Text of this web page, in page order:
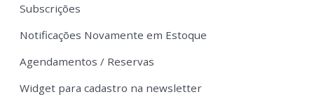
Subscrições
Notificações Novamente em Estoque
Agendamentos / Reservas
Widget para cadastro na newsletter